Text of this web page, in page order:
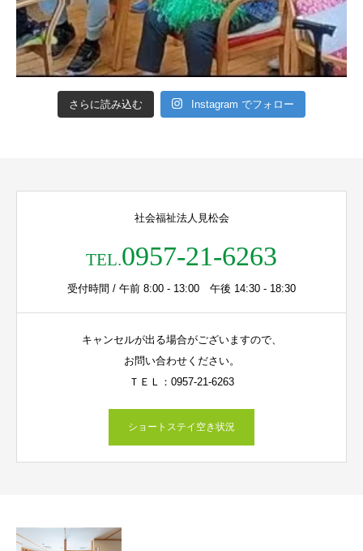
さらに読み込む Instagram でフォロー
社会福祉法人見松会
TEL.0957-21-6263
受付時間 / 午前 8:00 - 13:00 午後 14:30 - 18:30
キャンセルが出る場合がございますので、
お問い合わせください。
ＴＥＬ：0957-21-6263
ショートステイ空き状況